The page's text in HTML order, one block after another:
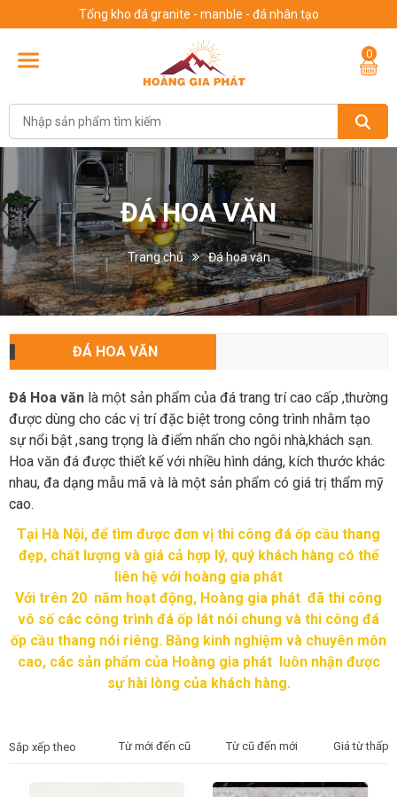
Tổng kho đá granite - manble - đá nhân tạo
0
ĐÁ HOA VĂN
Trang chủ Đá hoa văn
ĐÁ HOA VĂN
Đá Hoa văn là một sản phẩm của đá trang trí cao cấp ,thường
được dùng cho các vị trí đặc biệt trong công trình nhằm tạo
sự nổi bật ,sang trọng là điểm nhấn cho ngôi nhà,khách sạn.
Hoa văn đá được thiết kế với nhiều hình dáng, kích thước khác
nhau, đa dạng mẫu mã và là một sản phẩm có giá trị thẩm mỹ
cao.
Tại Hà Nội, để tìm được đơn vị thi công đá ốp cầu thang
đẹp, chất lượng và giá cả hợp lý, quý khách hàng có thể
liên hệ với hoàng gia phát
Với trên 20 năm hoạt động, Hoàng gia phát đã thi công
vô số các công trình đá ốp lát nói chung và thi công đá
ốp cầu thang nói riêng. Bằng kinh nghiệm và chuyên môn
cao, các sản phẩm của Hoàng gia phát luôn nhận được
sự hài lòng của khách hàng.
Sắp xếp theo Từ mới đến cũ Từ cũ đến mới Giá từ thấp